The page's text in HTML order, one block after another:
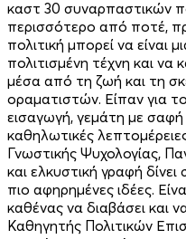
καστ 30 συναρπαστικών
περισσότερο από ποτέ,
πολιτική μπορεί να είναι
πολιτισμένη τέχνη και
μέσα από τη ζωή και τη
οραματιστών. Είπαν για
εισαγωγή, γεμάτη με σαφή
καθηλωτικές
Γνωστικής Ψυχολογίας,
και ελκυστική γραφή
πιο αφηρημένες ιδέες.
καθένας να διαβάσει και
Καθηγητής Πολιτικών